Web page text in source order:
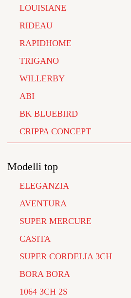
LOUISIANE
RIDEAU
RAPIDHOME
TRIGANO
WILLERBY
ABI
BK BLUEBIRD
CRIPPA CONCEPT
Modelli top
ELEGANZIA
AVENTURA
SUPER MERCURE
CASITA
SUPER CORDELIA 3CH
BORA BORA
1064 3CH 2S